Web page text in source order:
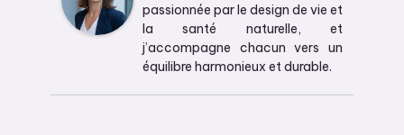
passionnée par le design de vie et
la santé naturelle, et
j’accompagne chacun vers un
équilibre harmonieux et durable.